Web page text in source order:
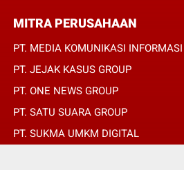
MITRA PERUSAHAAN
PT. MEDIA KOMUNIKASI INFORMASI
PT. JEJAK KASUS GROUP
PT. ONE NEWS GROUP
PT. SATU SUARA GROUP
PT. SUKMA UMKM DIGITAL